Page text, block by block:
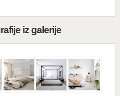
iz galerije